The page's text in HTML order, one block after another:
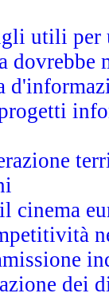
utili per
cinema
dei